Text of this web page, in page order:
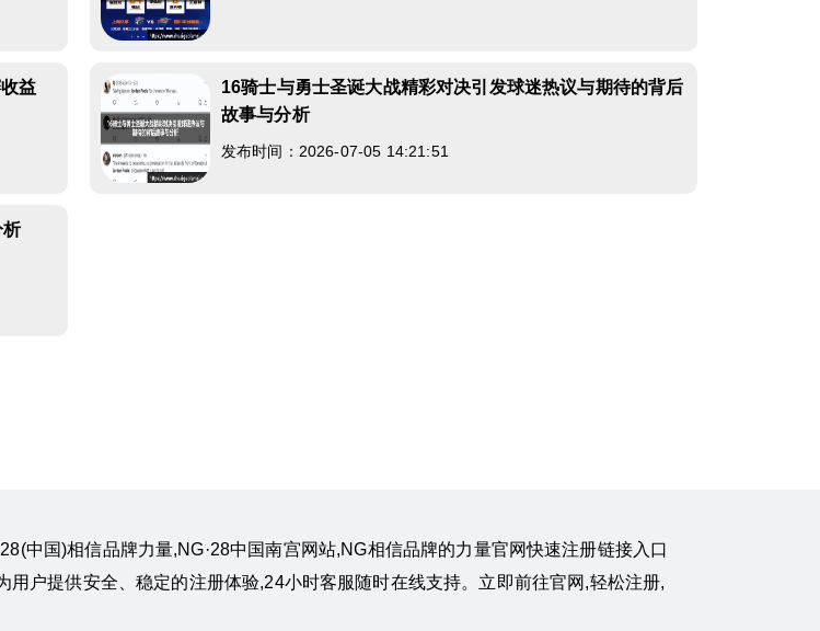
益
16骑士与勇士圣诞大战精彩对决引发球迷热议与期待的背后
故事与分析
发布时间：2026-07-05 14:21:51
析
中国)相信品牌力量,NG·28中国南宫网站,NG相信品牌的力量官网快速注册链接入口
户提供安全、稳定的注册体验,24小时客服随时在线支持。立即前往官网,轻松注册,